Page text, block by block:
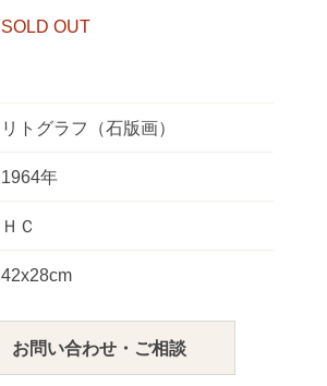
SOLD OUT
リトグラフ（石版画）
1964年
ＨＣ
42x28cm
お問い合わせ・ご相談